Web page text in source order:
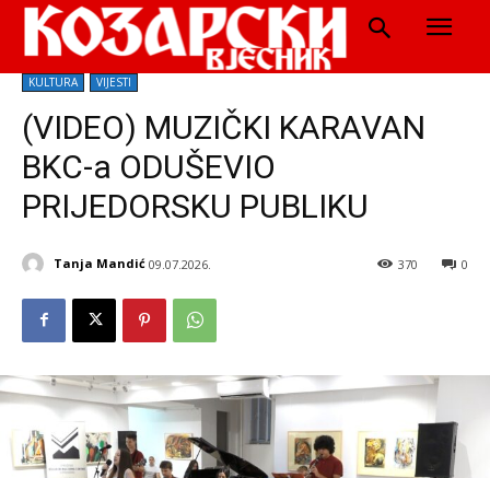
KULTURA VIJESTI
(VIDEO) MUZIČKI KARAVAN
BKC-a ODUŠEVIO
PRIJEDORSKU PUBLIKU
Tanja Mandić 09.07.2026. 0
370